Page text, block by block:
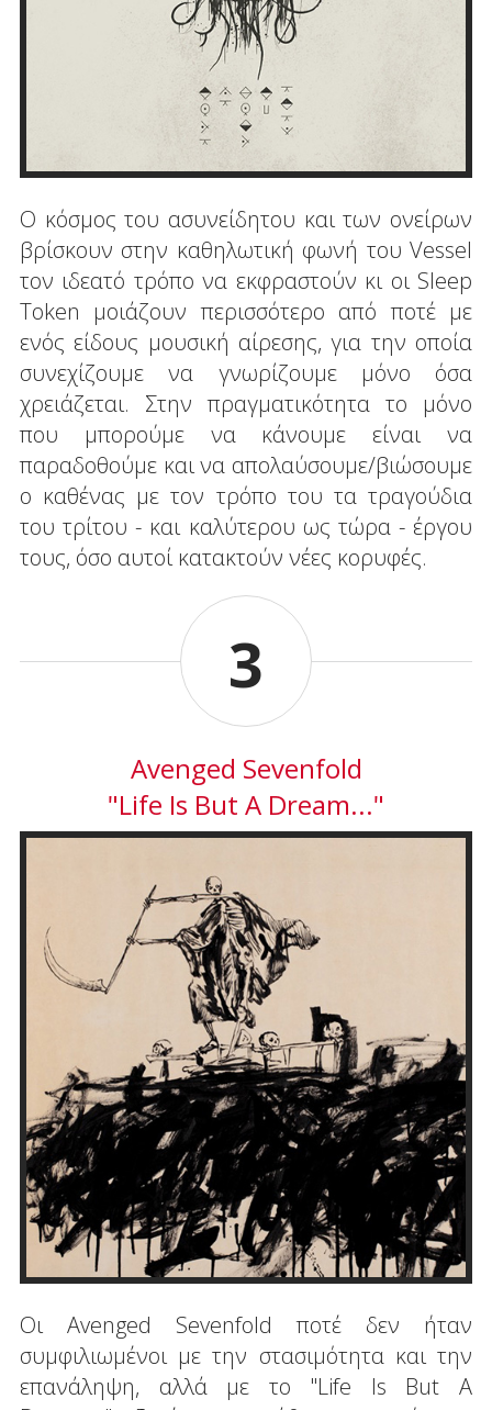
Ο κόσμος του ασυνείδητου και των ονείρων
βρίσκουν στην καθηλωτική φωνή του Vessel
τον ιδεατό τρόπο να εκφραστούν κι οι Sleep
Token μοιάζουν περισσότερο από ποτέ με
ενός είδους μουσική αίρεσης, για την οποία
συνεχίζουμε να γνωρίζουμε μόνο όσα
χρειάζεται. Στην πραγματικότητα το μόνο
που μπορούμε να κάνουμε είναι να
παραδοθούμε και να απολαύσουμε/βιώσουμε
ο καθένας με τον τρόπο του τα τραγούδια
του τρίτου - και καλύτερου ως τώρα - έργου
τους, όσο αυτοί κατακτούν νέες κορυφές.
3
Avenged Sevenfold
"Life Is But A Dream..."
Οι Avenged Sevenfold ποτέ δεν ήταν
συμφιλιωμένοι με την στασιμότητα και την
επανάληψη, αλλά με το "Life Is But A